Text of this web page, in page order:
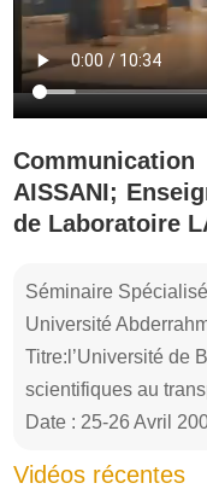
AISSANI;
de Laboratoire
Séminaire
Université
Titre:l’Université de
scientifiques au
Date : 25-26 Avril
Vidéos récentes